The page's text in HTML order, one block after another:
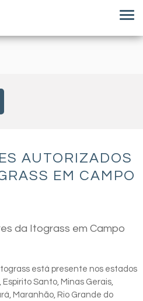
AUTORIZADOS
EM CAMPO
da Itograss em Campo
está presente nos estados
Espirito Santo, Minas Gerais,
Maranhão, Rio Grande do